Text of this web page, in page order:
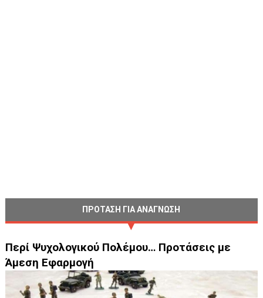
ΠΡΟΤΑΣΗ ΓΙΑ ΑΝΑΓΝΩΣΗ
Περί Ψυχολογικού Πολέμου… Προτάσεις με
Άμεση Εφαρμογή